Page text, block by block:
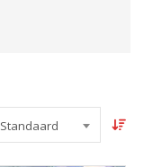
Standaard